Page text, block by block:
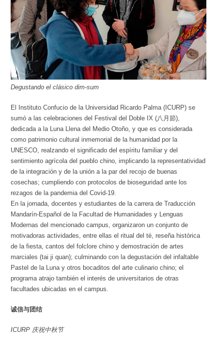
Degustando el clásico dim-sum
El Instituto Confucio de la Universidad Ricardo Palma (ICURP) se
sumó a las celebraciones del Festival del Doble IX (八月節),
dedicada a la Luna Llena del Medio Otoño, y que es considerada
como patrimonio cultural inmemorial de la humanidad por la
UNESCO, realzando el significado del espíritu familiar y del
sentimiento agrícola del pueblo chino, implicando la representatividad
de la integración y de la unión a la par del recojo de buenas
cosechas; cumpliendo con protocolos de bioseguridad ante los
rezagos de la pandemia del Covid-19.
En la jornada, docentes y estudiantes de la carrera de Traducción
Mandarín-Español de la Facultad de Humanidades y Lenguas
Modernas del mencionado campus, organizaron un conjunto de
motivadoras actividades, entre ellas el ritual del té, reseña histórica
de la fiesta, cantos del folclore chino y demostración de artes
marciales (tai ji quan); culminando con la degustación del infaltable
Pastel de la Luna y otros bocaditos del arte culinario chino; el
programa atrajo también el interés de universitarios de otras
facultades ubicadas en el campus.
诚信与团结
ICURP 庆祝中秋节